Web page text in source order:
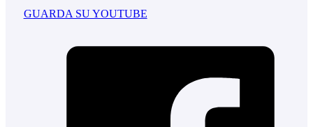
GUARDA SU YOUTUBE